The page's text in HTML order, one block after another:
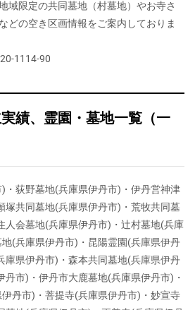
域限定の共同墓地（村墓地）やお寺さ
どの空き区画情報をご案内しておりま
1114-90
績、霊園・墓地一覧（一
・荻野墓地(兵庫県伊丹市)・伊丹営神津
塚共同墓地(兵庫県伊丹市)・荒牧共同墓
人会墓地(兵庫県伊丹市)・辻村墓地(兵庫
(兵庫県伊丹市)・昆陽霊園(兵庫県伊丹
庫県伊丹市)・森本共同墓地(兵庫県伊丹
市)・伊丹市大鹿墓地(兵庫県伊丹市)・
丹市)・菩提寺(兵庫県伊丹市)・妙宣寺